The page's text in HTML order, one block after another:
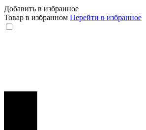
Добавить в избранное
Товар в избранном Перейти в избранное